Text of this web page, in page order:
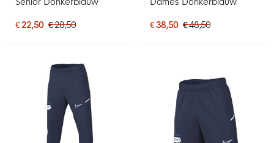
€ 22,50 € 28,50 € 38,50 € 48,50